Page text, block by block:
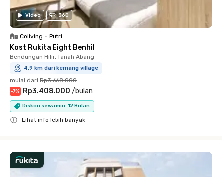
Video 360
Coliving • Putri
Kost Rukita Eight Benhil
Bendungan Hilir, Tanah Abang
4.9 km dari kemang village
mulai dari Rp3.668.000
-7% Rp3.408.000 /bulan
Diskon sewa min. 12 Bulan
Lihat info lebih banyak